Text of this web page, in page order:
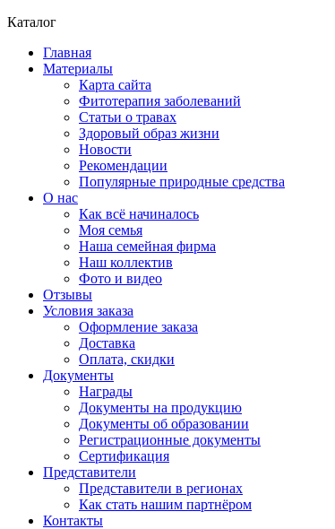
Каталог
Главная
Материалы
Карта сайта
Фитотерапия заболеваний
Статьи о травах
Здоровый образ жизни
Новости
Рекомендации
Популярные природные средства
О нас
Как всё начиналось
Моя семья
Наша семейная фирма
Наш коллектив
Фото и видео
Отзывы
Условия заказа
Оформление заказа
Доставка
Оплата, скидки
Документы
Награды
Документы на продукцию
Документы об образовании
Регистрационные документы
Сертификация
Представители
Представители в регионах
Как стать нашим партнёром
Контакты